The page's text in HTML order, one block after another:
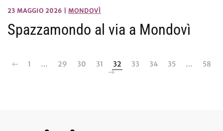
23 MAGGIO 2026 MONDOVÌ
Spazzamondo al via a Mondovì
1 … 29 30 31 32 33 34 35 … 58